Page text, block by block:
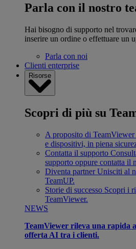
Parla con il nostro
Hai bisogno di supporto nel
inserire un ordine o effettuare un
Parla con noi
Clienti enterprise
Risorse
Scopri di più su
A proposito di TeamViewer
e dispositivi, in piena
Contatta il supporto
supporto oppure contatta il
Diventa partner Unisciti al
TeamUP.
Storie di successo Scopri i
TeamViewer.
NEWS
TeamViewer rileva una rapida
offerta AI tra i clienti.